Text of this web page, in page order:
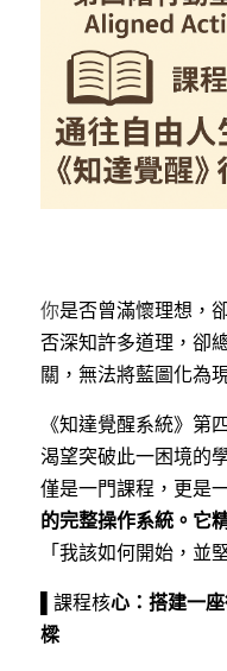
你是否曾滿懷理想，
否深知許多道理，卻
關，無法將藍圖化為
《知達覺醒系統》第
渴望突破此一困境的
僅是一門課程，更是
的完整操作系統。它
「我該如何開始，並
▌課程核心：搭建一
樑